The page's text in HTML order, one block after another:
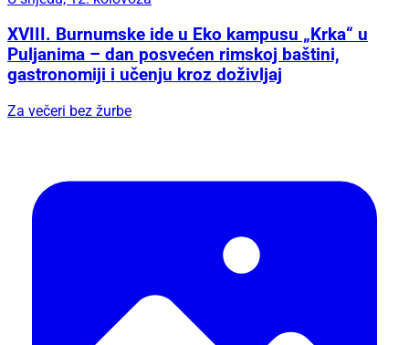
XVIII. Burnumske ide u Eko kampusu „Krka“ u
Puljanima – dan posvećen rimskoj baštini,
gastronomiji i učenju kroz doživljaj
Za večeri bez žurbe